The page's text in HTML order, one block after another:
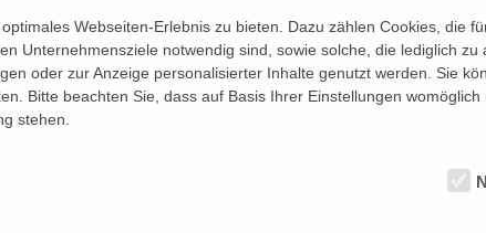
Projekte - FVV
Webseiten-Erlebnis zu bieten. Dazu zählen Cookies, die
Unternehmensziele notwendig sind, sowie solche, die lediglich zu
oder zur Anzeige personalisierter Inhalte genutzt werden. Sie
Bitte beachten Sie, dass auf Basis Ihrer Einstellungen womöglich
stehen.